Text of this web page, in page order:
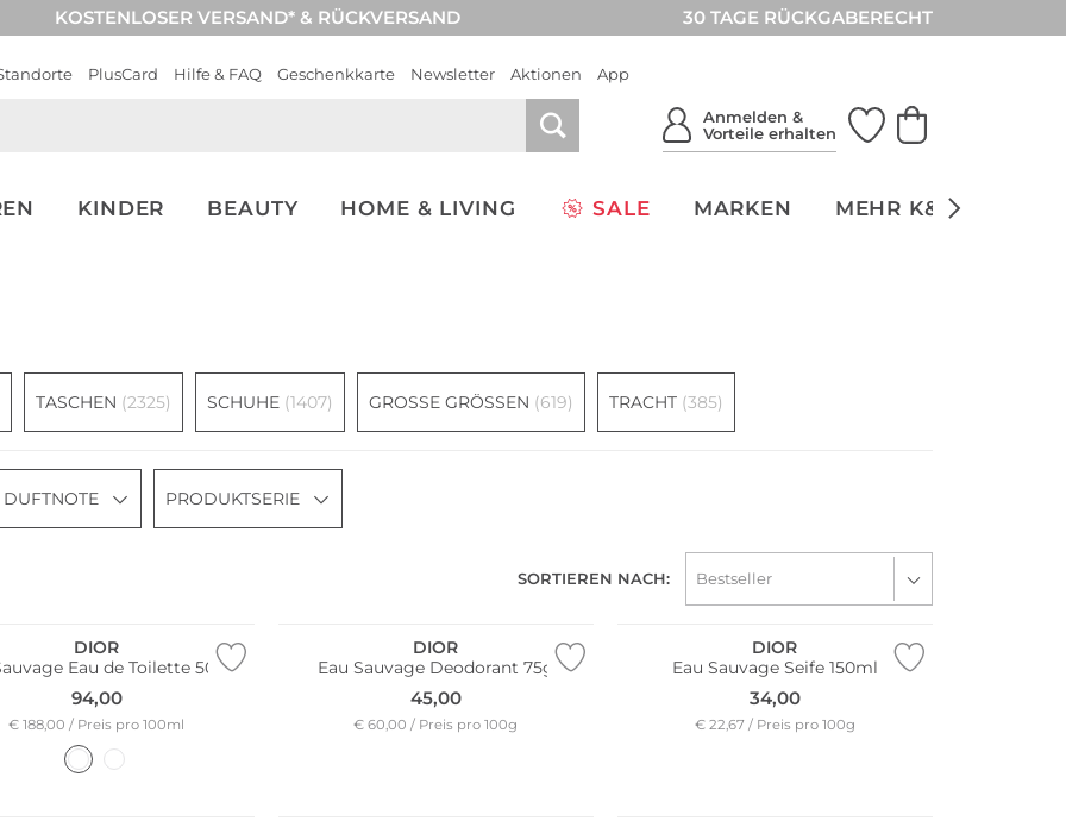
KOSTENLOSER VERSAND* & RÜCKVERSAND 30 TAGE RÜCKGABERECHT
PlusCard Hilfe & FAQ Geschenkkarte Newsletter Aktionen App
Anmelden &
Vorteile erhalten
KINDER BEAUTY HOME & LIVING SALE MARKEN MEHR K&Ö
TASCHEN (2325) SCHUHE (1407) GROSSE GRÖSSEN (619) TRACHT (385)
DUFTNOTE PRODUKTSERIE
SORTIEREN NACH:
DIOR
Eau de Toilette 50ml
94,00
€ 188,00 / Preis pro 100ml
DIOR
Eau Sauvage Deodorant 75g
45,00
€ 60,00 / Preis pro 100g
DIOR
Eau Sauvage Seife 150ml
34,00
€ 22,67 / Preis pro 100g